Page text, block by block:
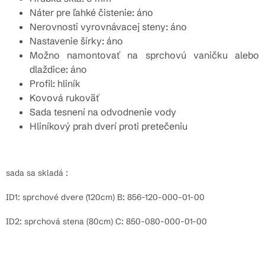
Náter pre ľahké čistenie: áno
Nerovnosti vyrovnávacej steny: áno
Nastavenie šírky: áno
Možno namontovať na sprchovú vaničku alebo
dlaždice: áno
Profil: hliník
Kovová rukoväť
Sada tesnení na odvodnenie vody
Hliníkový prah dverí proti pretečeniu
sada sa skladá :
ID1: sprchové dvere (120cm) B: 856-120-000-01-00
ID2: sprchová stena (80cm) C: 850-080-000-01-00